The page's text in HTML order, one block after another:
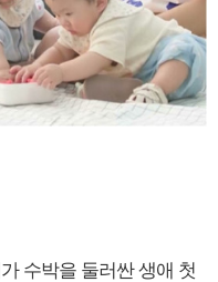
수박을 둘러싼 생애 첫